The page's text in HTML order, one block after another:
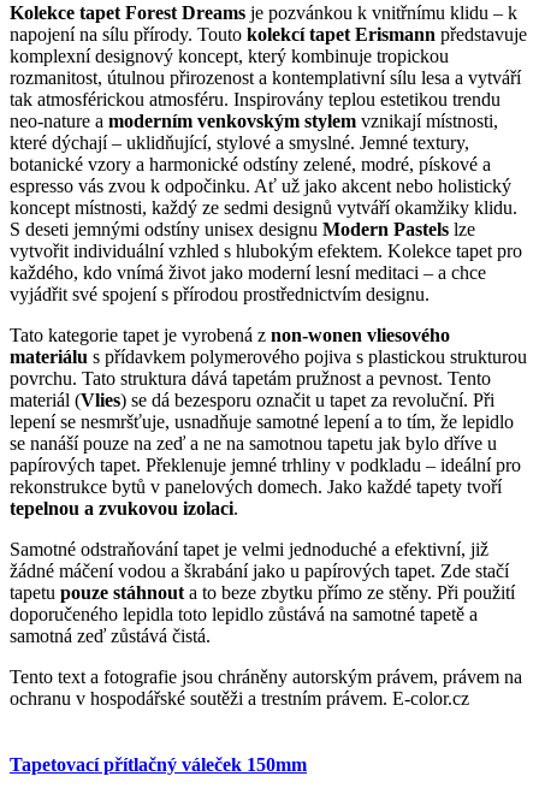
Kolekce tapet Forest Dreams je pozvánkou k vnitřnímu klidu – k
napojení na sílu přírody. Touto kolekcí tapet Erismann představuje
komplexní designový koncept, který kombinuje tropickou
rozmanitost, útulnou přirozenost a kontemplativní sílu lesa a vytváří
tak atmosférickou atmosféru. Inspirovány teplou estetikou trendu
neo-nature a moderním venkovským stylem vznikají místnosti,
které dýchají – uklidňující, stylové a smyslné. Jemné textury,
botanické vzory a harmonické odstíny zelené, modré, pískové a
espresso vás zvou k odpočinku. Ať už jako akcent nebo holistický
koncept místnosti, každý ze sedmi designů vytváří okamžiky klidu.
S deseti jemnými odstíny unisex designu Modern Pastels lze
vytvořit individuální vzhled s hlubokým efektem. Kolekce tapet pro
každého, kdo vnímá život jako moderní lesní meditaci – a chce
vyjádřit své spojení s přírodou prostřednictvím designu.
Tato kategorie tapet je vyrobená z non-wonen vliesového
materiálu s přídavkem polymerového pojiva s plastickou strukturou
povrchu. Tato struktura dává tapetám pružnost a pevnost. Tento
materiál (Vlies) se dá bezesporu označit u tapet za revoluční. Při
lepení se nesmršťuje, usnadňuje samotné lepení a to tím, že lepidlo
se nanáší pouze na zeď a ne na samotnou tapetu jak bylo dříve u
papírových tapet. Překlenuje jemné trhliny v podkladu – ideální pro
rekonstrukce bytů v panelových domech. Jako každé tapety tvoří
tepelnou a zvukovou izolaci.
Samotné odstraňování tapet je velmi jednoduché a efektivní, již
žádné máčení vodou a škrabání jako u papírových tapet. Zde stačí
tapetu pouze stáhnout a to beze zbytku přímo ze stěny. Při použití
doporučeného lepidla toto lepidlo zůstává na samotné tapetě a
samotná zeď zůstává čistá.
Tento text a fotografie jsou chráněny autorským právem, právem na
ochranu v hospodářské soutěži a trestním právem. E-color.cz
Tapetovací přítlačný váleček 150mm